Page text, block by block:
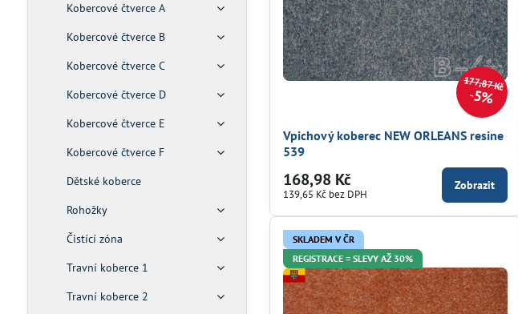
177,87 Kč
5%
Vpichový koberec NEW ORLEANS resine
539
168,98 Kč
139,65 Kč bez DPH
Zobrazit
SKLADEM V ČR
REGISTRACE = SLEVY AŽ 30%
Kobercové čtverce A
Kobercové čtverce B
Kobercové čtverce C
Kobercové čtverce D
Kobercové čtverce E
Kobercové čtverce F
Dětské koberce
Rohožky
Čistící zóna
Travní koberce 1
Travní koberce 2